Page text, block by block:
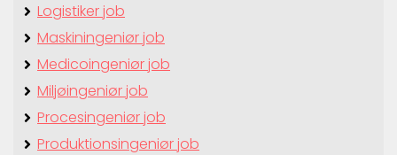
Logistiker job
Maskiningeniør job
Medicoingeniør job
Miljøingeniør job
Procesingeniør job
Produktionsingeniør job